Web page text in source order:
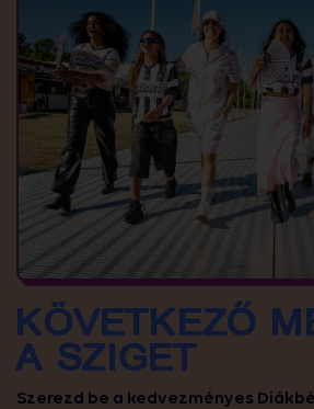
KÖVETKEZŐ
A SZIGET
Szerezd be a kedvezményes